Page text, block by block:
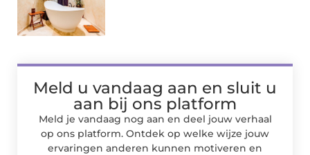
Meld u vandaag aan en sluit u
aan bij ons platform
Meld je vandaag nog aan en deel jouw verhaal
op ons platform. Ontdek op welke wijze jouw
ervaringen anderen kunnen motiveren en